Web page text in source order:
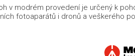
v modrém provedení je určený k
fotoaparátů i dronů a veškerého